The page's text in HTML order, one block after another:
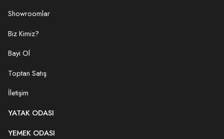
Showroomlar
Biz Kimiz?
Bayi Ol
Toptan Satış
İletişim
YATAK ODASI
YEMEK ODASI